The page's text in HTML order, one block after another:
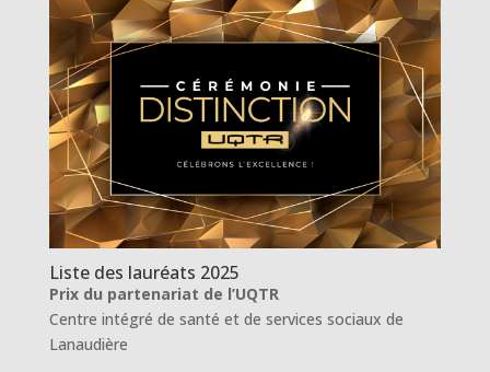
Liste des lauréats 2025
Prix du partenariat de l’UQTR
Centre intégré de santé et de services sociaux de
Lanaudière